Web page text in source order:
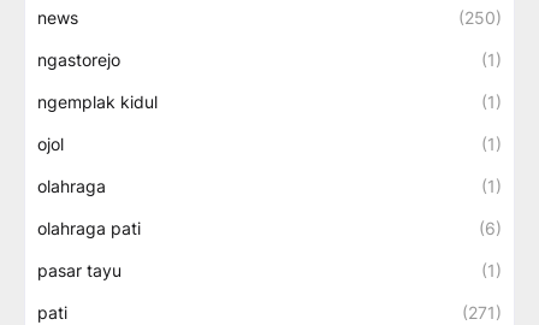
news (250)
ngastorejo (1)
ngemplak kidul (1)
ojol (1)
olahraga (1)
olahraga pati (6)
pasar tayu (1)
pati (271)